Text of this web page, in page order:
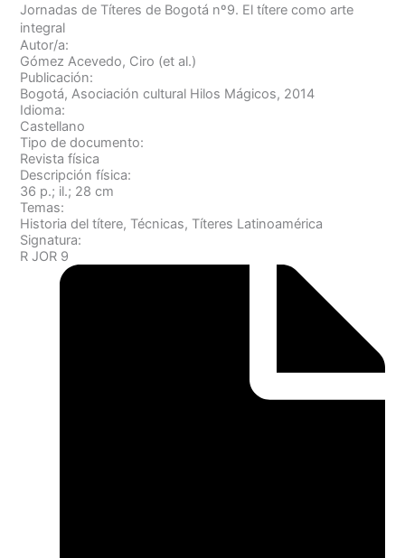
Jornadas de Títeres de Bogotá nº9. El títere como arte
integral
Autor/a:
Gómez Acevedo, Ciro (et al.)
Publicación:
Bogotá, Asociación cultural Hilos Mágicos, 2014
Idioma:
Castellano
Tipo de documento:
Revista física
Descripción física:
36 p.; il.; 28 cm
Temas:
Historia del títere, Técnicas, Títeres Latinoamérica
Signatura:
R JOR 9